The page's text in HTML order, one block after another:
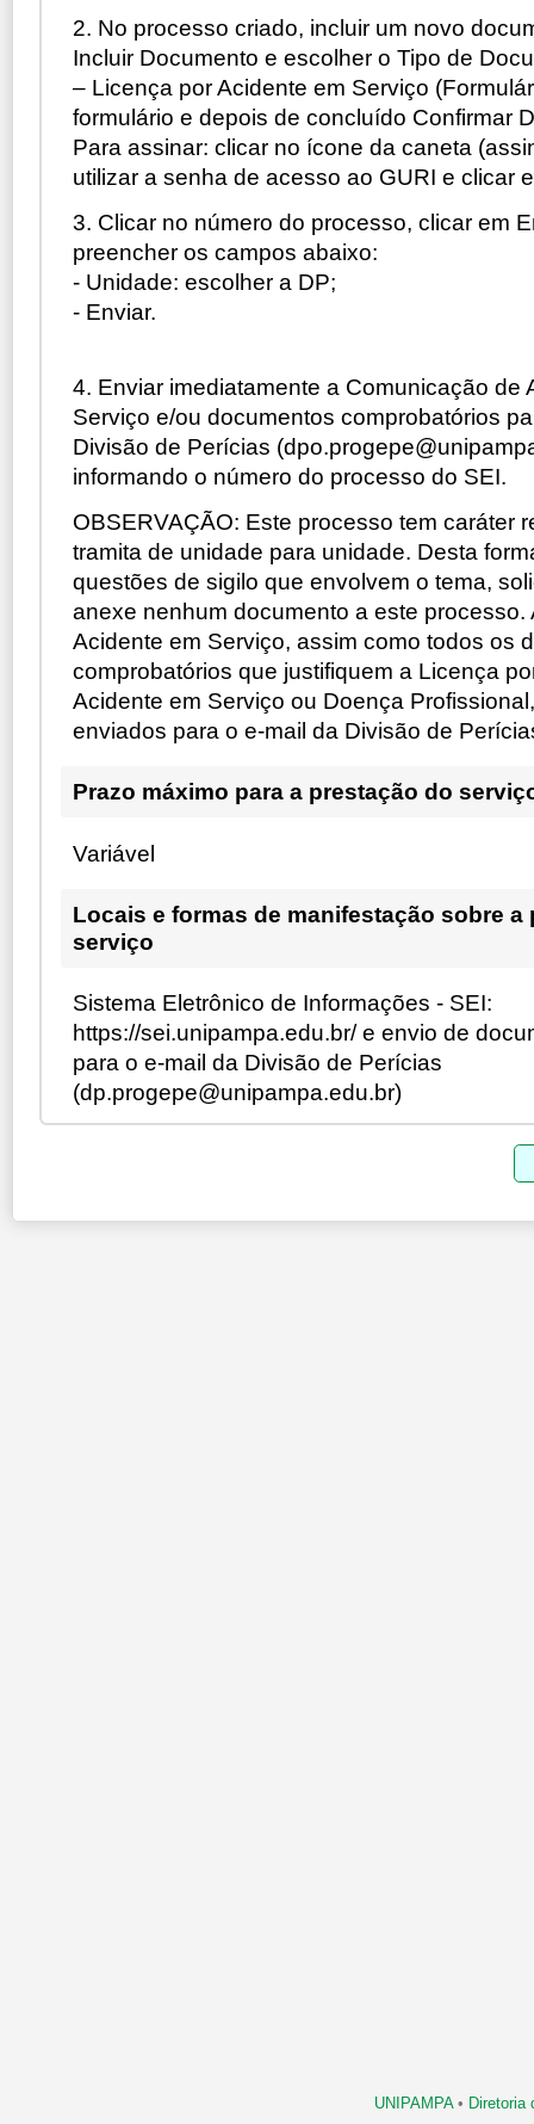
2. No processo criado, incluir um novo
Incluir Documento e escolher o Tipo de
– Licença por Acidente em Serviço
formulário e depois de concluído Confirmar
Para assinar: clicar no ícone da caneta
utilizar a senha de acesso ao GURI e clicar
3. Clicar no número do processo, clicar em
preencher os campos abaixo:
- Unidade: escolher a DP;
- Enviar.
4. Enviar imediatamente a Comunicação de
Serviço e/ou documentos comprobatórios
Divisão de Perícias
informando o número do processo do SEI.
OBSERVAÇÃO: Este processo tem caráter
tramita de unidade para unidade. Desta
questões de sigilo que envolvem o tema,
anexe nenhum documento a este processo.
Acidente em Serviço, assim como todos os
comprobatórios que justifiquem a Licença
Acidente em Serviço ou Doença
enviados para o e-mail da Divisão de
Prazo máximo para a prestação do
Variável
Locais e formas de manifestação sobre a
serviço
Sistema Eletrônico de Informações - SEI:
https://sei.unipampa.edu.br/ e envio de
para o e-mail da Divisão de Perícias
(dp.progepe@unipampa.edu.br)
UNIPAMPA• Diretoria